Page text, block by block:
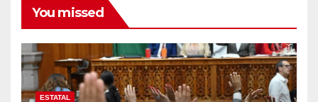
You missed
ESTATAL